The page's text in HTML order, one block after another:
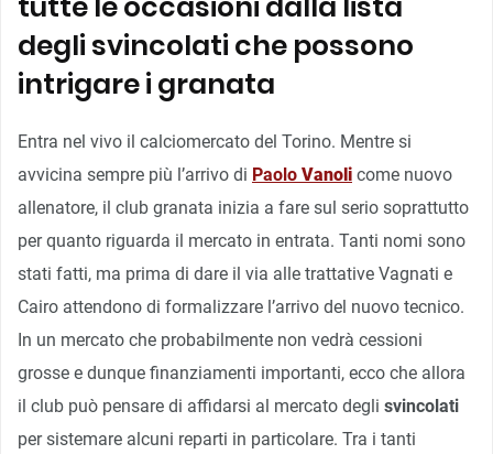
degli svincolati che possono
intrigare i granata
Entra nel vivo il calciomercato del Torino. Mentre si
avvicina sempre più l’arrivo di Paolo Vanoli come nuovo
allenatore, il club granata inizia a fare sul serio soprattutto
per quanto riguarda il mercato in entrata. Tanti nomi sono
stati fatti, ma prima di dare il via alle trattative Vagnati e
Cairo attendono di formalizzare l’arrivo del nuovo tecnico.
In un mercato che probabilmente non vedrà cessioni
grosse e dunque finanziamenti importanti, ecco che allora
il club può pensare di affidarsi al mercato degli svincolati
per sistemare alcuni reparti in particolare. Tra i tanti